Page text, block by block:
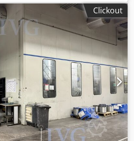
Dedpfeztk Rqex Acyskr Caja de
Volquete de tres lados
del diferencial Camión
16900 € (neto)
Clickout